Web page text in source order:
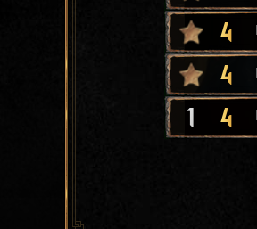
4
4
1 4